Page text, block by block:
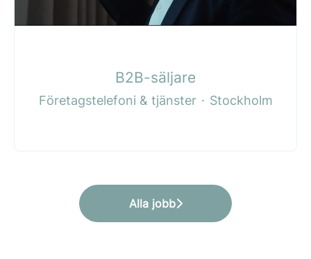
B2B-säljare
Företagstelefoni & tjänster · Stockholm
Alla jobb